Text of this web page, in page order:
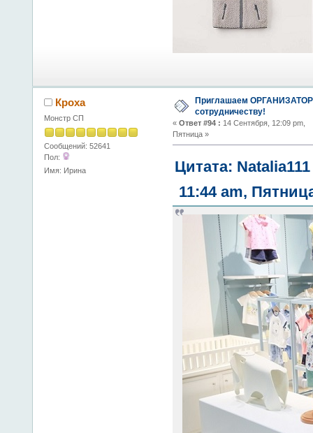
Кроха
Монстр СП
Сообщений: 52641
Пол:
Имя: Ирина
Приглашаем
сотрудничеству!
« Ответ #94 : 14 Сентября, 12:09 pm,
Пятница »
Цитата:
11:44 am,